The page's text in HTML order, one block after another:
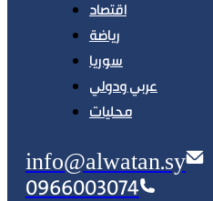
اقتصاد
رياضة
سوريا
عربي ودولي
محليات
info@alwatan.sy
0966003074